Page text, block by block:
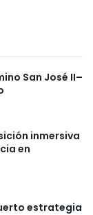
San José II–
inmersiva
en
estrategia